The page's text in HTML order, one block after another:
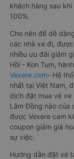
khách hàng sau
100%.
Cho nên để dễ
các nhà xe đi,
nhiều ưu đãi giảm
Hồi - Kon Tum,
Vexere.com- Hệ
nhất tại Việt Nam,
dịch đặt mua vé xe
Lâm Đồng nào của
được Vexere cam
coupon giảm giá
sự việc.
Hướng dẫn đặt vé